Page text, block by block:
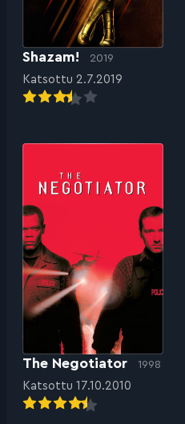
Shazam! 2019
Katsottu 2.7.2019
The Negotiator 1998
Katsottu 17.10.2010